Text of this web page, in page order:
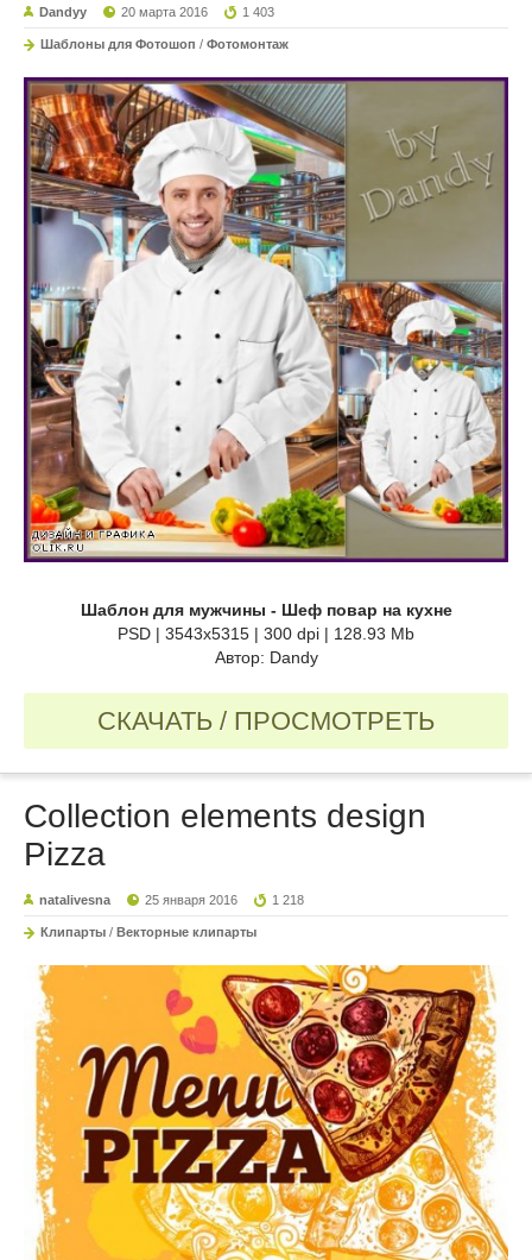
Dandyy 20 марта 2016 1 403
Шаблоны для Фотошоп / Фотомонтаж
Шаблон для мужчины - Шеф повар на кухне
PSD | 3543x5315 | 300 dpi | 128.93 Mb
Автор: Dandy
СКАЧАТЬ / ПРОСМОТРЕТЬ
Collection elements design
Pizza
natalivesna 25 января 2016 1 218
Клипарты / Векторные клипарты